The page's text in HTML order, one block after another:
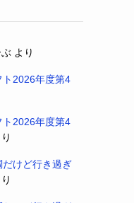
より
ト2026年度第4
ト2026年度第4
けど行き過ぎ